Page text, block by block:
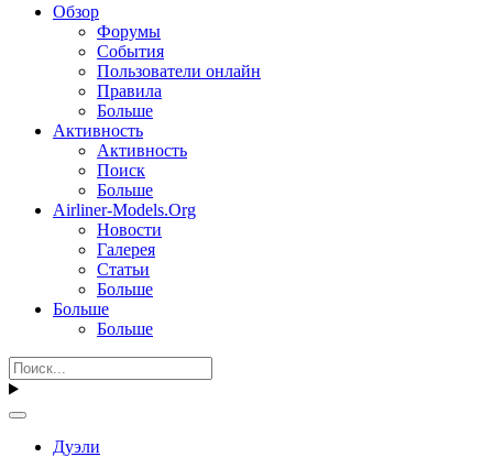
Обзор
Форумы
События
Пользователи онлайн
Правила
Больше
Активность
Активность
Поиск
Больше
Airliner-Models.Org
Новости
Галерея
Статьи
Больше
Больше
Больше
Дуэли